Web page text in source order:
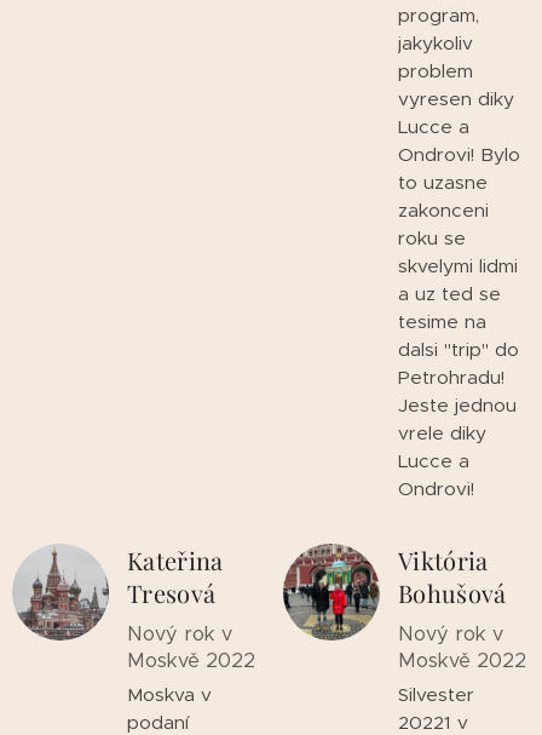
program,
jakykoliv
problem
vyresen diky
Lucce a
Ondrovi! Bylo
to uzasne
zakonceni
roku se
skvelymi lidmi
a uz ted se
tesime na
dalsi "trip" do
Petrohradu!
Jeste jednou
vrele diky
Lucce a
Ondrovi!
Kateřina
Tresová
Nový rok v
Moskvě 2022
Moskva v
podaní
Viktória
Bohušová
Nový rok v
Moskvě 2022
Silvester
20221 v